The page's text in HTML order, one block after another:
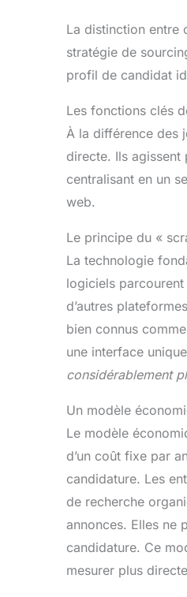
La distinction entre
stratégie de
profil de candidat
Les fonctions clés
À la différence des
directe. Ils agissent
centralisant en un
web.
Le principe du «
La technologie
logiciels
d’autres
bien connus
une interface
considérablement
Un modèle
Le modèle
d’un coût fixe par
candidature. Les
de recherche
annonces. Elles ne
candidature. Ce
mesurer plus